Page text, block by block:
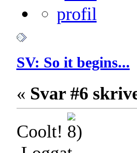
SV: So it begins...
« Svar #6
Coolt!